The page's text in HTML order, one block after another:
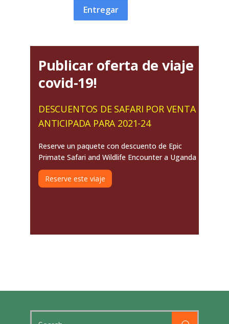
Entregar
Publicar oferta de viaje
covid-19!
DESCUENTOS DE SAFARI POR VENTA
ANTICIPADA PARA 2021-24
Reserve un paquete con descuento de Epic
Primate Safari and Wildlife Encounter a Uganda
Reserve este viaje